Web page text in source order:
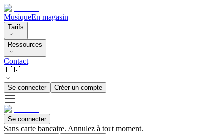
MusiqueEn magasin
Tarifs
Ressources
Contact
🇫🇷
Se connecter Créer un compte
Se connecter
Sans carte bancaire. Annulez à tout moment.